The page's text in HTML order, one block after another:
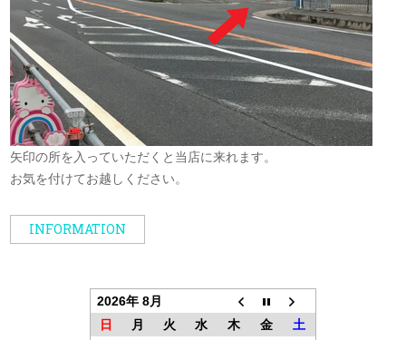
矢印の所を入っていただくと当店に来れます。
お気を付けてお越しください。
INFORMATION
2026年 8月
日
月 火 水 木 金
土